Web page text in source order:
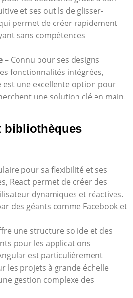
et ses outils de glisser-
permet de créer rapidement
sans compétences
– Connu pour ses designs
fonctionnalités intégrées,
est une excellente option pour
une solution clé en main.
bibliothèques
pour sa flexibilité et ses
React permet de créer des
dynamiques et réactives.
des géants comme Facebook et
une structure solide et des
pour les applications
est particulièrement
les projets à grande échelle
gestion complexe des